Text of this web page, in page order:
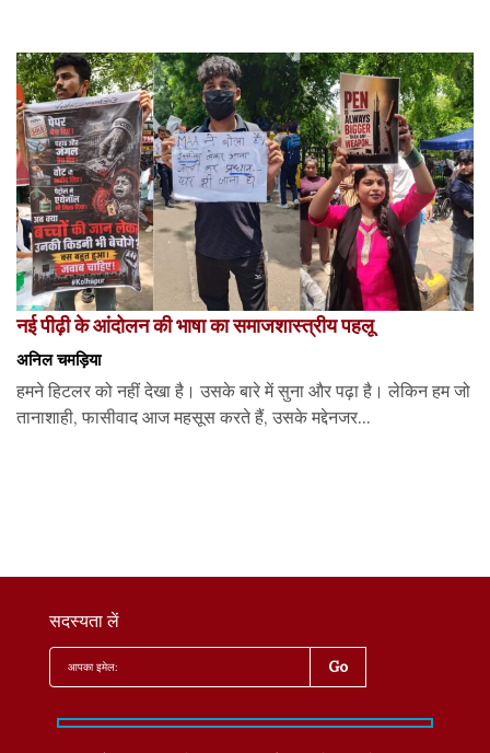
नई पीढ़ी के आंदोलन की भाषा का समाजशास्त्रीय पहलू
अनिल चमड़िया
हमने हिटलर को नहीं देखा है। उसके बारे में सुना और पढ़ा है। लेकिन हम जो
तानाशाही, फासीवाद आज महसूस करते हैं, उसके मद्देनजर...
सदस्यता लें